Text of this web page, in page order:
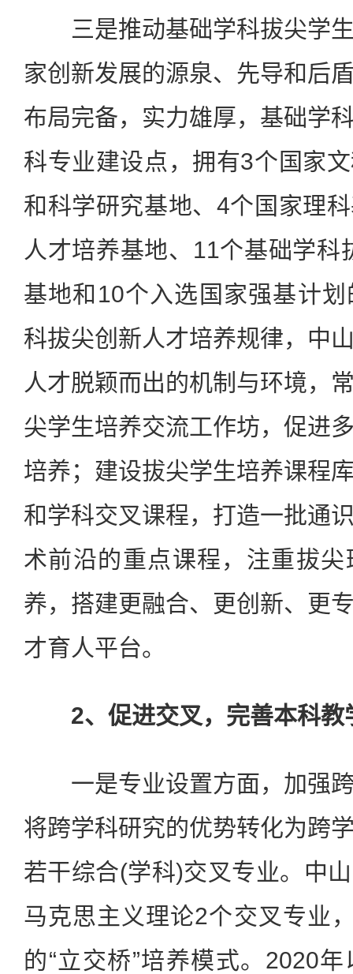
三是推动基础学科拔尖学生
家创新发展的源泉、先导和后
布局完备，实力雄厚，基础学
科专业建设点，拥有3个国家
和科学研究基地、4个国家理
人才培养基地、11个基础学科
基地和10个入选国家强基计
科拔尖创新人才培养规律，中
人才脱颖而出的机制与环境，
尖学生培养交流工作坊，促进
培养；建设拔尖学生培养课程
和学科交叉课程，打造一批通
术前沿的重点课程，注重拔
养，搭建更融合、更创新、更
才育人平台。
2、促进交叉，完善本科教
一是专业设置方面，加强跨
将跨学科研究的优势转化为跨
若干综合(学科)交叉专业。中
马克思主义理论2个交叉专业，
的“立交桥”培养模式。2020